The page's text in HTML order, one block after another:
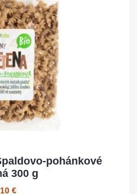
pohánkové
300 g
€